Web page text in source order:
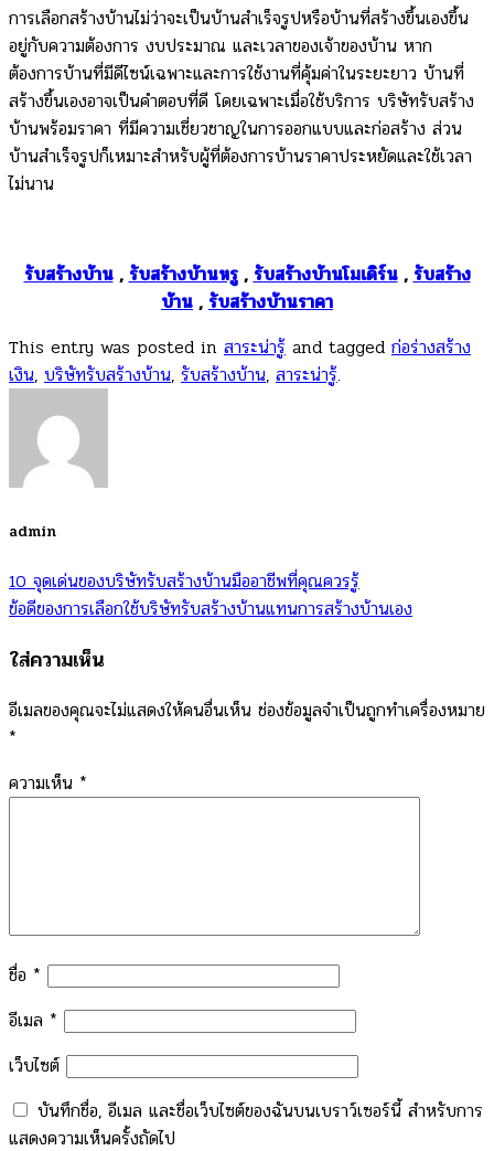
การเลือกสร้างบ้านไม่ว่าจะเป็นบ้านสำเร็จรูปหรือบ้านที่สร้างขึ้นเองขึ้น
อยู่กับความต้องการ งบประมาณ และเวลาของเจ้าของบ้าน หาก
ต้องการบ้านที่มีดีไซน์เฉพาะและการใช้งานที่คุ้มค่าในระยะยาว บ้านที่
สร้างขึ้นเองอาจเป็นคำตอบที่ดี โดยเฉพาะเมื่อใช้บริการ บริษัทรับสร้าง
บ้านพร้อมราคา ที่มีความเชี่ยวชาญในการออกแบบและก่อสร้าง ส่วน
บ้านสำเร็จรูปก็เหมาะสำหรับผู้ที่ต้องการบ้านราคาประหยัดและใช้เวลา
ไม่นาน
รับสร้างบ้าน, รับสร้างบ้านหรู, รับสร้างบ้านโมเดิร์น, รับสร้าง
บ้าน , รับสร้างบ้านราคา
This entry was posted in สาระน่ารู้ and tagged ก่อร่างสร้าง
เงิน, บริษัทรับสร้างบ้าน, รับสร้างบ้าน, สาระน่ารู้.
admin
10 จุดเด่นของบริษัทรับสร้างบ้านมืออาชีพที่คุณควรรู้
ข้อดีของการเลือกใช้บริษัทรับสร้างบ้านแทนการสร้างบ้านเอง
ใส่ความเห็น
อีเมลของคุณจะไม่แสดงให้คนอื่นเห็น ช่องข้อมูลจำเป็นถูกทำเครื่องหมาย
*
ความเห็น *
ชื่อ *
อีเมล *
เว็บไซต์
บันทึกชื่อ, อีเมล และชื่อเว็บไซต์ของฉันบนเบราว์เซอร์นี้ สำหรับการ
แสดงความเห็นครั้งถัดไป